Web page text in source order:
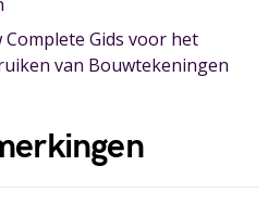
Gids voor het
van Bouwtekeningen